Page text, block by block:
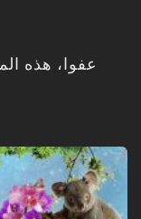
عفوا، هذه